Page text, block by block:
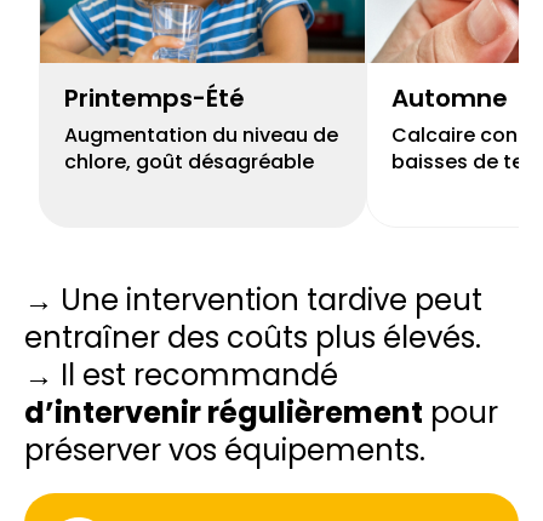
Printemps-Été
Augmentation du niveau de
chlore, goût désagréable
Automne
Calcaire
baisses de
→ Une intervention tardive peut
entraîner des coûts plus élevés.
→ Il est recommandé
d’intervenir régulièrement pour
préserver vos équipements.